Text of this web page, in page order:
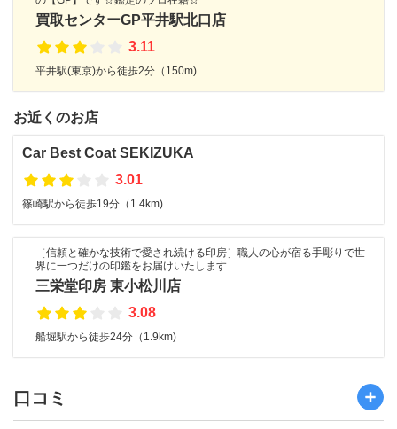
買取センターGP平井駅北口店
3.11
平井駅(東京)から徒歩2分（150m)
お近くのお店
Car Best Coat SEKIZUKA
3.01
篠崎駅から徒歩19分（1.4km)
［信頼と確かな技術で愛され続ける印房］職人の心が宿る手彫りで世
界に一つだけの印鑑をお届けいたします
三栄堂印房 東小松川店
3.08
船堀駅から徒歩24分（1.9km)
口コミ